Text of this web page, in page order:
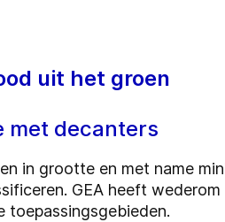
uit het groen
met decanters
in grootte en met name
GEA heeft
toepassingsgebieden.